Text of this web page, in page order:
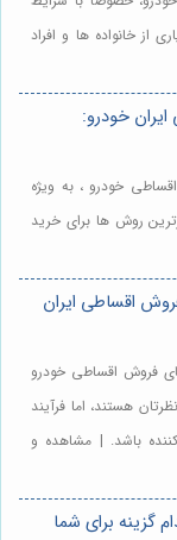
از خانواده ها و افراد
خودرو:
خودرو ، به ویژه
روش ها برای خرید
اقساطی ایران
فروش اقساطی خودرو
هستند، اما فرآیند
باشد. | مشاهده و
گزینه برای شما